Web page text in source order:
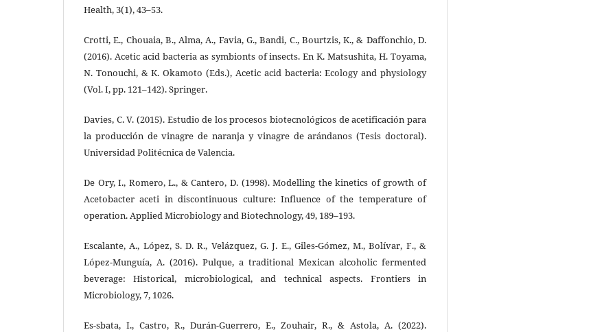
Health, 3(1), 43–53.
Crotti, E., Chouaia, B., Alma, A., Favia, G., Bandi, C., Bourtzis, K., & Daffonchio, D.
(2016). Acetic acid bacteria as symbionts of insects. En K. Matsushita, H. Toyama,
N. Tonouchi, & K. Okamoto (Eds.), Acetic acid bacteria: Ecology and physiology
(Vol. I, pp. 121–142). Springer.
Davies, C. V. (2015). Estudio de los procesos biotecnológicos de acetificación para
la producción de vinagre de naranja y vinagre de arándanos (Tesis doctoral).
Universidad Politécnica de Valencia.
De Ory, I., Romero, L., & Cantero, D. (1998). Modelling the kinetics of growth of
Acetobacter aceti in discontinuous culture: Influence of the temperature of
operation. Applied Microbiology and Biotechnology, 49, 189–193.
Escalante, A., López, S. D. R., Velázquez, G. J. E., Giles-Gómez, M., Bolívar, F., &
López-Munguía, A. (2016). Pulque, a traditional Mexican alcoholic fermented
beverage: Historical, microbiological, and technical aspects. Frontiers in
Microbiology, 7, 1026.
Es-sbata, I., Castro, R., Durán-Guerrero, E., Zouhair, R., & Astola, A. (2022).